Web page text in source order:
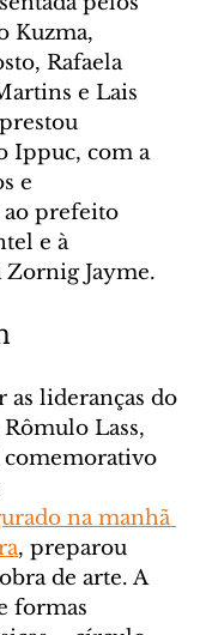
Kuzma,
Rafaela
e Lais
Ippuc, com a
e
ao prefeito
e à
Jayme.
as lideranças do
Lass,
na manhã
, preparou
de arte. A
formas